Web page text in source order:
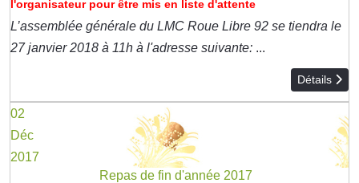
l'organisateur pour être mis en liste d'attente
L’assemblée générale du LMC Roue Libre 92 se tiendra le
27 janvier 2018 à 11h à l'adresse suivante: ...
Détails
02
Déc
2017
Repas de fin d'année 2017